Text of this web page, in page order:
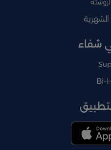
الشهرية
شفاء
Bi-